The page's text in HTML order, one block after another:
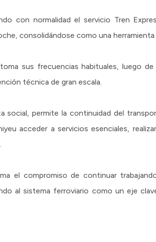
con normalidad el servicio Tren
consolidándose como una
sus frecuencias habituales, luego
técnica de gran escala.
social, permite la continuidad del
acceder a servicios esenciales,
el compromiso de continuar
al sistema ferroviario como un eje